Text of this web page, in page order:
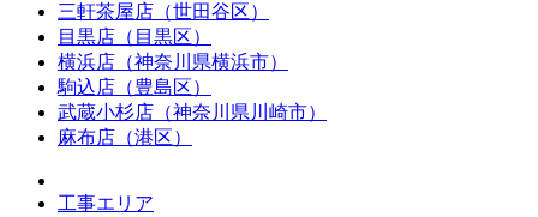
三軒茶屋店（世田谷区）
目黒店（目黒区）
横浜店（神奈川県横浜市）
駒込店（豊島区）
武蔵小杉店（神奈川県川崎市）
麻布店（港区）
工事エリア